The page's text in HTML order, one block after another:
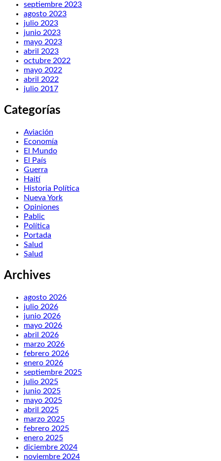
septiembre 2023
agosto 2023
julio 2023
junio 2023
mayo 2023
abril 2023
octubre 2022
mayo 2022
abril 2022
julio 2017
Categorías
Aviación
Economía
El Mundo
El País
Guerra
Haití
Historia Política
Nueva York
Opiniones
Pablic
Política
Portada
Salud
Salud
Archives
agosto 2026
julio 2026
junio 2026
mayo 2026
abril 2026
marzo 2026
febrero 2026
enero 2026
septiembre 2025
julio 2025
junio 2025
mayo 2025
abril 2025
marzo 2025
febrero 2025
enero 2025
diciembre 2024
noviembre 2024